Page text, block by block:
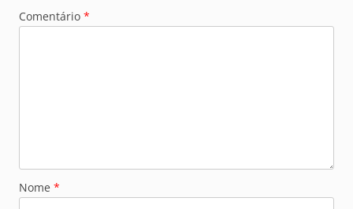
Comentário *
Nome *